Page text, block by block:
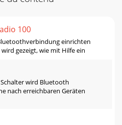
100
einrichten
gezeigt, wie mit Hilfe ein
wird Bluetooth
nach erreichbaren Geräten